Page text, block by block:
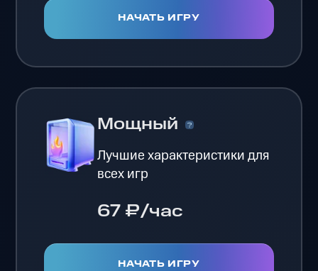
НАЧАТЬ ИГРУ
Мощный
Лучшие характеристики для
всех игр
67 ₽/час
НАЧАТЬ ИГРУ